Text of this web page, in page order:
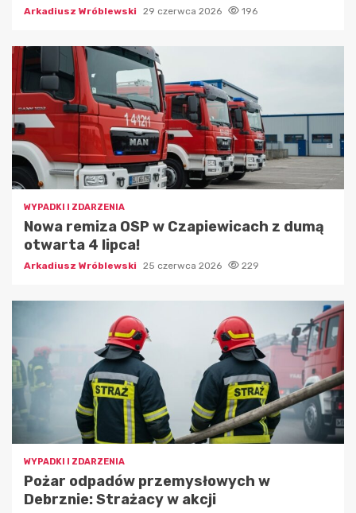
Arkadiusz Wróblewski 29 czerwca 2026 196
WYPADKI I ZDARZENIA
Nowa remiza OSP w Czapiewicach z dumą
otwarta 4 lipca!
Arkadiusz Wróblewski 25 czerwca 2026 229
WYPADKI I ZDARZENIA
Pożar odpadów przemysłowych w
Debrznie: Strażacy w akcji